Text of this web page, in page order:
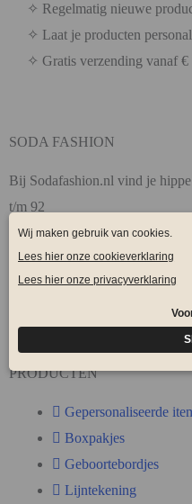
✧ Regelmatig nieuwe
✧ Laat je producten
✧ Gratis verzending vanaf €
SODA FASHION
Bij Sodafashion.nl vind je
t/m 92
* Regelmatig nieuwe producten
* Laat je producten
* Gratis verzending vanaf € 75,-
PRODUCTEN
Gepersonaliseerde
Boxpakjes
Geboortebordjes
Lijntekening